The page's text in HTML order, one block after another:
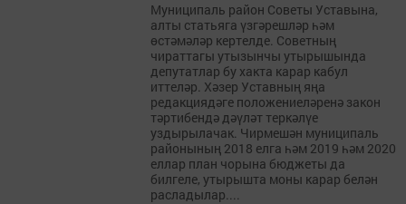
Муниципаль район Советы Уставына,
алты статьяга үзгәрешләр һәм
өстәмәләр кертелде. Советның
чираттагы утызынчы утырышында
депутатлар бу хакта карар кабул
иттеләр. Хәзер Уставның яңа
редакциядәге положениеләренә закон
тәртибендә дәүләт теркәлүе
уздырылачак. Чирмешән муниципаль
районының 2018 елга һәм 2019 һәм 2020
еллар план чорына бюджеты да
билгеле, утырышта моны карар белән
расладылар....